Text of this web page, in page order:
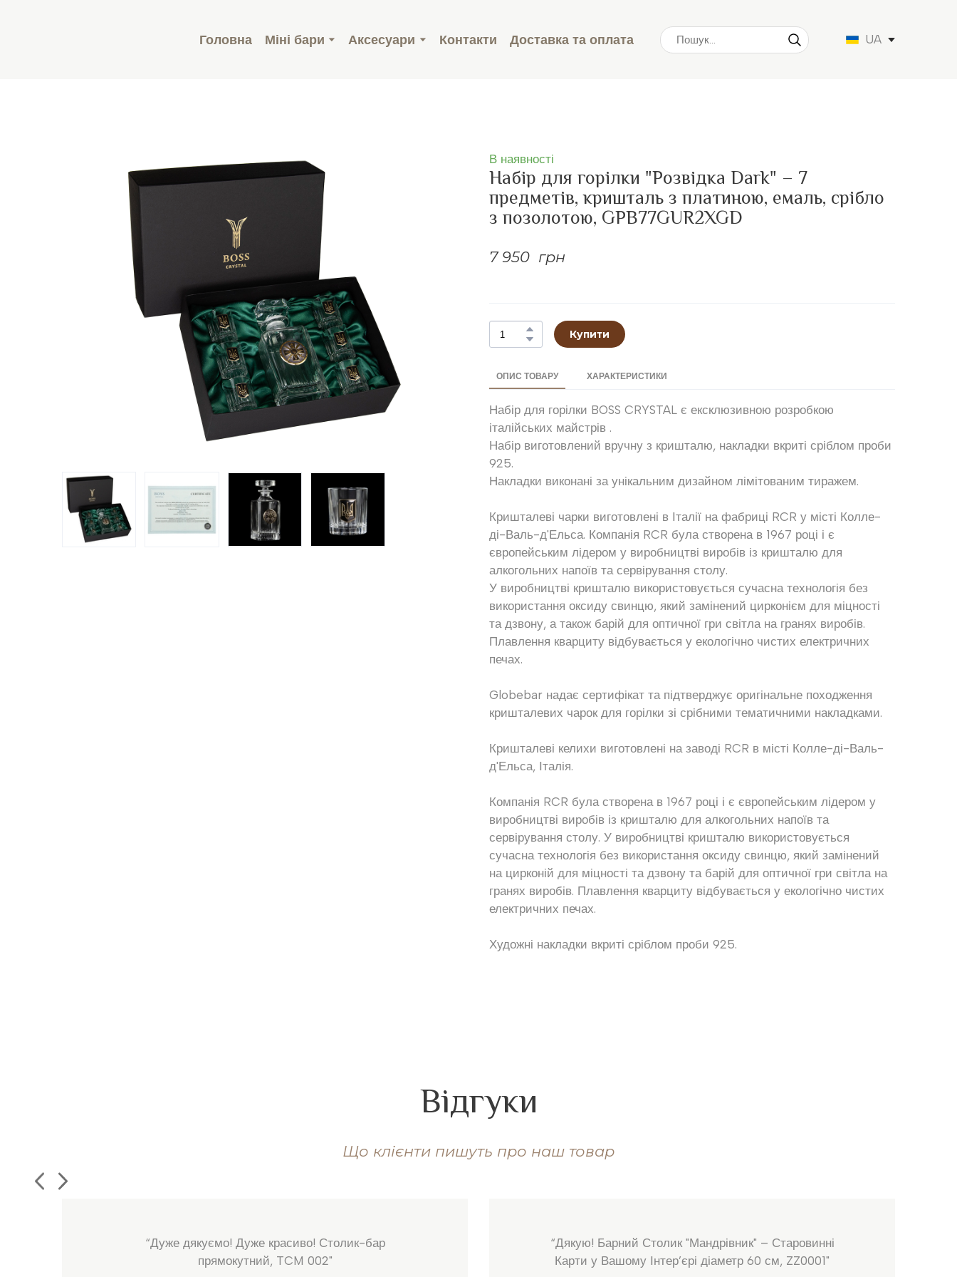
Головна Міні бари Аксесуари Контакти Доставка та оплата UA
В наявності
Набір для горілки "Розвідка Dark" – 7
предметів, кришталь з платиною, емаль, срібло
з позолотою, GPB77GUR2XGD
7 950  грн
Купити
ОПИС ТОВАРУ ХАРАКТЕРИСТИКИ
Набір для горілки BOSS CRYSTAL є ексклюзивною розробкою
італійських майстрів .
Набір виготовлений вручну з кришталю, накладки вкриті сріблом проби
925.
Накладки виконані за унікальним дизайном лімітованим тиражем.
Кришталеві чарки виготовлені в Італії на фабриці RCR у місті Колле-
ді-Валь-д'Ельса. Компанія RCR була створена в 1967 році і є
європейським лідером у виробництві виробів із кришталю для
алкогольних напоїв та сервірування столу.
У виробництві кришталю використовується сучасна технологія без
використання оксиду свинцю, який замінений цирконієм для міцності
та дзвону, а також барій для оптичної гри світла на гранях виробів.
Плавлення кварциту відбувається у екологічно чистих електричних
печах.
Globebar надає сертифікат та підтверджує оригінальне походження
кришталевих чарок для горілки зі срібними тематичними накладками.
Кришталеві келихи виготовлені на заводі RCR в місті Колле-ді-Валь-
д'Ельса, Італія.
Компанія RCR була створена в 1967 році і є європейським лідером у
виробництві виробів із кришталю для алкогольних напоїв та
сервірування столу. У виробництві кришталю використовується
сучасна технологія без використання оксиду свинцю, який замінений
на цирконій для міцності та дзвону та барій для оптичної гри світла на
гранях виробів. Плавлення кварциту відбувається у екологічно чистих
електричних печах.
Художні накладки вкриті сріблом проби 925.
Відгуки
Що клієнти пишуть про наш товар
“Дуже дякуємо! Дуже красиво! Столик-бар
прямокутний, TCM 002"
“Дякую! Барний Столик "Мандрівник" – Старовинні
Карти у Вашому Інтер’єрі діаметр 60 см, ZZ0001"